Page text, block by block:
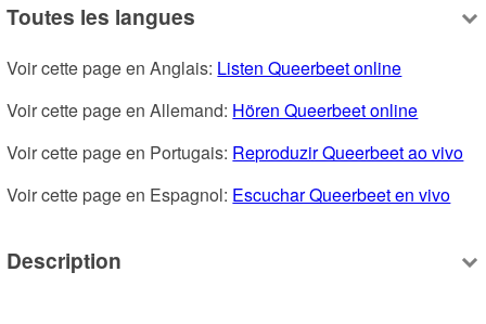
Toutes les langues
Voir cette page en Anglais: Listen Queerbeet online
Voir cette page en Allemand: Hören Queerbeet online
Voir cette page en Portugais: Reproduzir Queerbeet ao vivo
Voir cette page en Espagnol: Escuchar Queerbeet en vivo
Description